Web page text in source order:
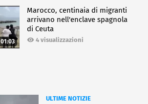
01:03
Marocco, centinaia di migranti
arrivano nell'enclave spagnola
di Ceuta
4 visualizzazioni
ULTIME NOTIZIE